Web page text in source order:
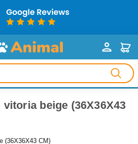
beige (36X36X43